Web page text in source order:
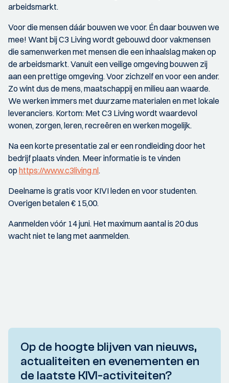
arbeidsmarkt.
Voor die mensen dáár bouwen we voor. Én daar bouwen we
mee! Want bij C3 Living wordt gebouwd door vakmensen
die samenwerken met mensen die een inhaalslag maken op
de arbeidsmarkt. Vanuit een veilige omgeving bouwen zij
aan een prettige omgeving. Voor zichzelf en voor een ander.
Zo wint dus de mens, maatschappij en milieu aan waarde.
We werken immers met duurzame materialen en met lokale
leveranciers. Kortom: Met C3 Living wordt waardevol
wonen, zorgen, leren, recreëren en werken mogelijk.
Na een korte presentatie zal er een rondleiding door het
bedrijf plaats vinden. Meer informatie is te vinden
op https://www.c3living.nl.
Deelname is gratis voor KIVI leden en voor studenten.
Overigen betalen € 15,00.
Aanmelden vóór 14 juni. Het maximum aantal is 20 dus
wacht niet te lang met aanmelden.
Op de hoogte blijven van nieuws,
actualiteiten en evenementen en
de laatste KIVI-activiteiten?